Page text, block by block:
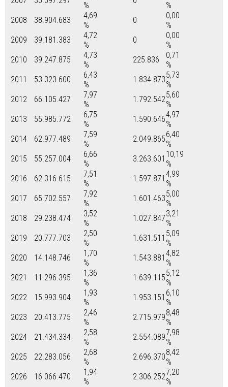
%
%
2008
38.904.683
4,69
%
0
0,00
%
2009
39.181.383
4,72
%
0
0,00
%
2010
39.247.875
4,73
%
225.836
0,71
%
2011
53.323.600
6,43
%
1.834.8735,73
%
2012
66.105.427
7,97
%
1.792.5425,60
%
2013
55.985.772
6,75
%
1.590.6464,97
%
2014
62.977.489
7,59
%
2.049.8656,40
%
2015
55.257.004
6,66
%
3.263.601 10,19
%
2016
62.316.615
7,51
%
1.597.871 4,99
%
2017
65.702.557
7,92
%
1.601.4635,00
%
2018
29.238.474
3,52
%
1.027.8473,21
%
2019
20.777.703
2,50
%
1.631.511 5,09
%
2020
14.148.746
1,70
%
1.543.881 4,82
%
2021
11.296.395
1,36
%
1.639.1155,12
%
2022
15.993.904
1,93
%
1.953.151 6,10
%
2023
20.413.775
2,46
%
2.715.9798,48
%
2024
21.434.334
2,58
%
2.554.0897,98
%
2025
22.283.056
2,68
%
2.696.3708,42
%
2026
16.066.470
1,94
%
2.306.2527,20
%